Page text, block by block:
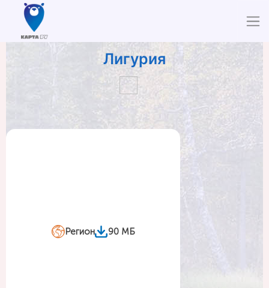
Лигурия
Регион 90 МБ